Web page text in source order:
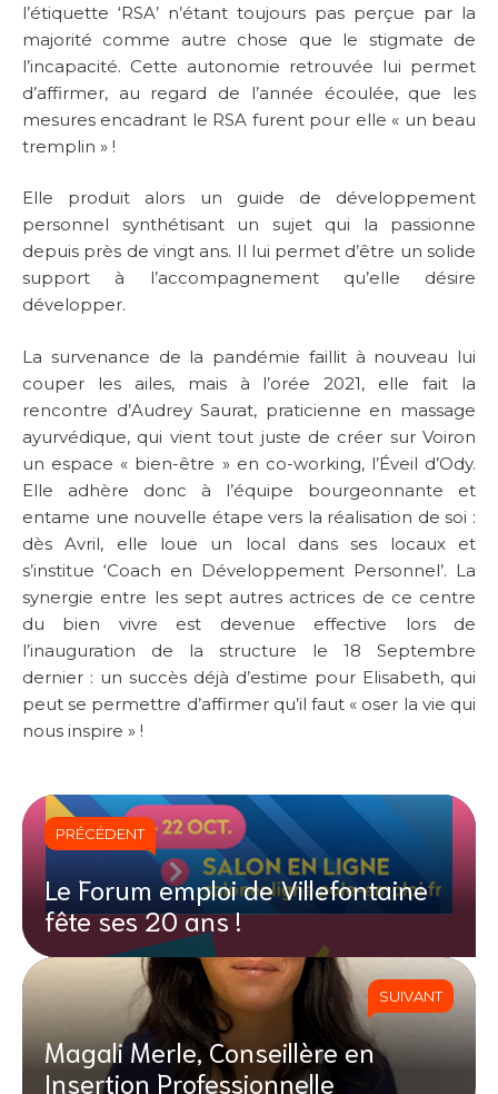
l’étiquette ‘RSA’ n’étant toujours pas perçue par la
majorité comme autre chose que le stigmate de
l’incapacité. Cette autonomie retrouvée lui permet
d’affirmer, au regard de l’année écoulée, que les
mesures encadrant le RSA furent pour elle « un beau
tremplin » !
Elle produit alors un guide de développement
personnel synthétisant un sujet qui la passionne
depuis près de vingt ans. Il lui permet d’être un solide
support à l’accompagnement qu’elle désire
développer.
La survenance de la pandémie faillit à nouveau lui
couper les ailes, mais à l’orée 2021, elle fait la
rencontre d’Audrey Saurat, praticienne en massage
ayurvédique, qui vient tout juste de créer sur Voiron
un espace « bien-être » en co-working, l’Éveil d’Ody.
Elle adhère donc à l’équipe bourgeonnante et
entame une nouvelle étape vers la réalisation de soi :
dès Avril, elle loue un local dans ses locaux et
s’institue ‘Coach en Développement Personnel’. La
synergie entre les sept autres actrices de ce centre
du bien vivre est devenue effective lors de
l’inauguration de la structure le 18 Septembre
dernier : un succès déjà d’estime pour Elisabeth, qui
peut se permettre d’affirmer qu’il faut « oser la vie qui
nous inspire » !
PRÉCÉDENT
Le Forum emploi de Villefontaine
fête ses 20 ans !
SUIVANT
Magali Merle, Conseillère en
Insertion Professionnelle